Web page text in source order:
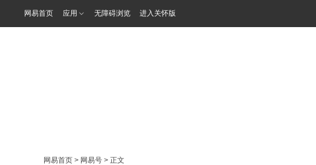
网易首页 应用 无障碍浏览 进入关怀版
网易首页 > 网易号 > 正文